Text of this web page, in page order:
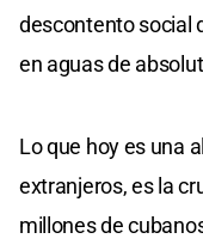
descontento social
en aguas de
Lo que hoy es una
extranjeros, es la
millones de